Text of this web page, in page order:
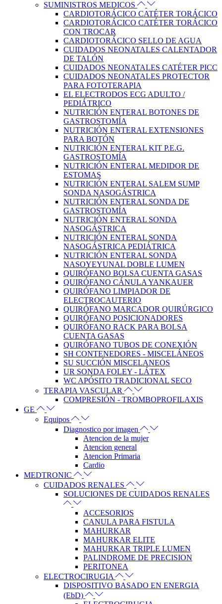
SUMINISTROS MEDICOS
CARDIOTORÁCICO CATÉTER TORÁCICO
CARDIOTORÁCICO CATÉTER TORÁCICO
CON TROCAR
CARDIOTORÁCICO SELLO DE AGUA
CUIDADOS NEONATALES CALENTADOR
DE TALÓN
CUIDADOS NEONATALES CATÉTER PICC
CUIDADOS NEONATALES PROTECTOR
PARA FOTOTERAPIA
EL ELECTRODOS ECG ADULTO /
PEDIÁTRICO
NUTRICIÓN ENTERAL BOTONES DE
GASTROSTOMÍA
NUTRICIÓN ENTERAL EXTENSIONES
PARA BOTÓN
NUTRICIÓN ENTERAL KIT P.E.G.
GASTROSTOMÍA
NUTRICIÓN ENTERAL MEDIDOR DE
ESTOMAS
NUTRICIÓN ENTERAL SALEM SUMP
SONDA NASOGÁSTRICA
NUTRICIÓN ENTERAL SONDA DE
GASTROSTOMÍA
NUTRICIÓN ENTERAL SONDA
NASOGÁSTRICA
NUTRICIÓN ENTERAL SONDA
NASOGÁSTRICA PEDIÁTRICA
NUTRICIÓN ENTERAL SONDA
NASOYEYUNAL DOBLE LUMEN
QUIRÓFANO BOLSA CUENTA GASAS
QUIRÓFANO CÁNULA YANKAUER
QUIRÓFANO LIMPIADOR DE
ELECTROCAUTERIO
QUIRÓFANO MARCADOR QUIRÚRGICO
QUIRÓFANO POSICIONADORES
QUIRÓFANO RACK PARA BOLSA
CUENTA GASAS
QUIRÓFANO TUBOS DE CONEXIÓN
SH CONTENEDORES - MISCELÁNEOS
SU SUCCIÓN MISCELANEOS
UR SONDA FOLEY - LÁTEX
WC APÓSITO TRADICIONAL SECO
TERAPIA VASCULAR
COMPRESIÓN - TROMBOPROFILAXIS
GE
Equipos
Diagnostico por imagen
Atencion de la mujer
Atencion general
Atencion Primaria
Cardio
MEDTRONIC
CUIDADOS RENALES
SOLUCIONES DE CUIDADOS RENALES
ACCESORIOS
CANULA PARA FISTULA
MAHURKAR
MAHURKAR ELITE
MAHURKAR TRIPLE LUMEN
PALINDROME DE PRECISION
PERITONEA
ELECTROCIRUGIA
DISPOSITIVO BASADO EN ENERGIA
(EbD)